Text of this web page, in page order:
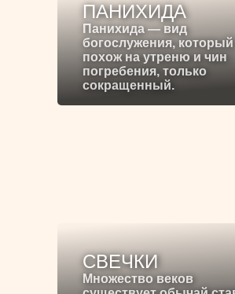
ПАНИХИДА
Панихида — вид
богослужения, который
похож на утреню и чин
погребения, только
сокращенный.
СВЕЧКИ
Множество веков